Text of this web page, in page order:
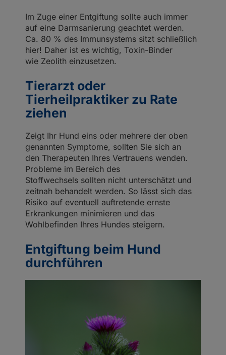
Im Zuge einer Entgiftung sollte auch immer
auf eine Darmsanierung geachtet werden.
Ca. 80 % des Immunsystems sitzt schließlich
hier! Daher ist es wichtig, Toxin-Binder
wie Zeolith einzusetzen.
Tierarzt oder
Tierheilpraktiker zu Rate
ziehen
Zeigt Ihr Hund eins oder mehrere der oben
genannten Symptome, sollten Sie sich an
den Therapeuten Ihres Vertrauens wenden.
Probleme im Bereich des
Stoffwechsels sollten nicht unterschätzt und
zeitnah behandelt werden. So lässt sich das
Risiko auf eventuell auftretende ernste
Erkrankungen minimieren und das
Wohlbefinden Ihres Hundes steigern.
Entgiftung beim Hund
durchführen